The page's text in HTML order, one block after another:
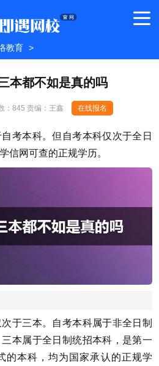
教育 >
本都不如是真的吗
： 845 责编：王鑫 在线报名
考本科。但自考本科仅次于全日
信网可查的正规学历。
于三本。自考本科属于非全日制
本属于全日制统招本科，是第一
的本科，均为国家承认的正规学